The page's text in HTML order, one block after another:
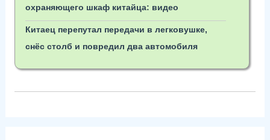
охраняющего шкаф китайца: видео
Китаец перепутал передачи в легковушке,
снёс столб и повредил два автомобиля